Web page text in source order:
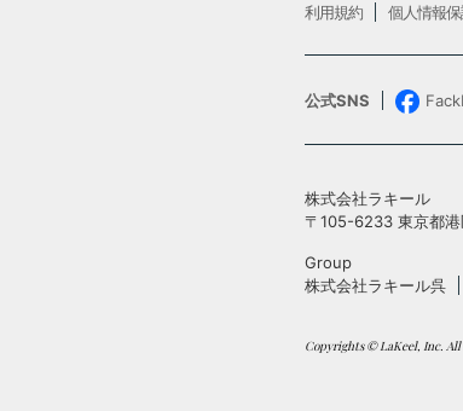
利用規約 個人情報
公式SNS
株式会社ラキール
〒105-6233 東京都
Group
株式会社ラキール呉
Copyrights © LaKeel, Inc. All